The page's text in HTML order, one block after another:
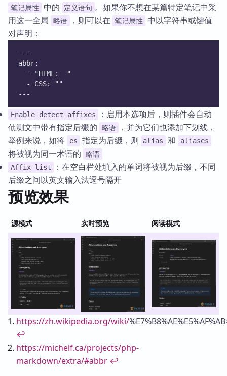
笔记属性 中的 定义语句 。如果你不想在某篇特定笔记中采
用这一全局
略语 ，则可以在 笔记属性
中以字符串或键值
对声明：
---
abbr:
  - "HTML:  "
  - CSS: ""
---
Enable detect affixes
：启用本选项后，则插件会自动
侦测文中带有指定后缀的
略语
，并为它们也添加下划线，
举例来说，如将
es 指定为后缀，则 alias 和 aliases
将被视为同一术语的
略语
Affix list
：在空白栏处填入的单词将被视为后缀，不同
后缀之间以英文输入法逗号隔开
预览效果
源模式 实时预览 阅读模式
Footnotes
https://zh.wikipedia.org/wiki/
↩
https://michelf.ca/projects/php-
markdown/extra/#abbr ↩